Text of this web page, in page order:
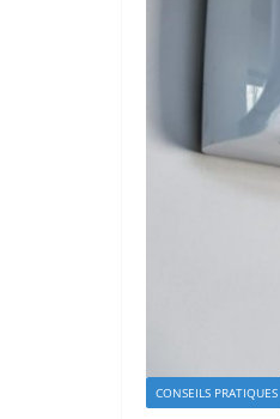
CONSEILS PRATIQUES